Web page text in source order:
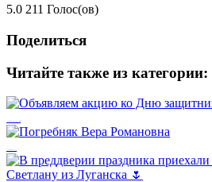
5.0 211 Голос(ов)
Поделиться
Читайте также из категории: